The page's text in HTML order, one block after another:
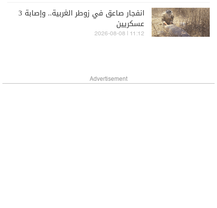
انفجار صاعق في زوطر الغربية.. وإصابة 3
عسكريين
11:12 | 2026-08-08
Advertisement